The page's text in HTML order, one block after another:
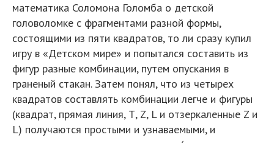
математика Соломона Голомба о детской
головоломке с фрагментами разной формы,
состоящими из пяти квадратов, то ли сразу купил
игру в «Детском мире» и попытался составить из
фигур разные комбинации, путем опускания в
граненый стакан. Затем понял, что из четырех
квадратов составлять комбинации легче и фигуры
(квадрат, прямая линия, Т, Z, L и отзеркаленные Z и
L) получаются простыми и узнаваемыми, и